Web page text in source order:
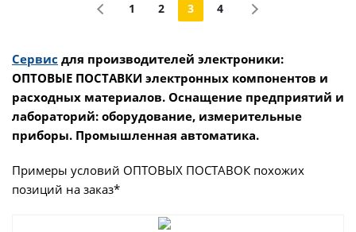
1 2 3 4
Сервис для производителей электроники:
ОПТОВЫЕ ПОСТАВКИ электронных компонентов и
расходных материалов. Оснащение предприятий и
лабораторий: оборудование, измерительные
приборы. Промышленная автоматика.
Примеры условий ОПТОВЫХ ПОСТАВОК похожих
позиций на заказ*